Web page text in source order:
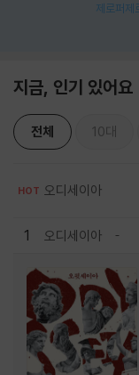
제로퍼제
지금, 인기 있어요
전체 10대
HOT 오디세이아
1 오디세이아